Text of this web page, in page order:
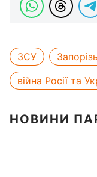
ЗСУ
війна Росії та
НОВИНИ